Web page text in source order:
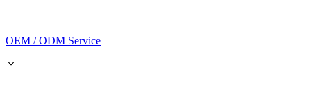
OEM / ODM Service